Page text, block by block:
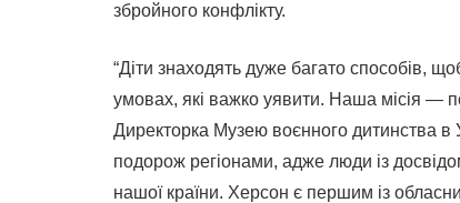
збройного конфлікту.
“Діти знаходять дуже багато способів,
умовах, які важко уявити. Наша місія —
Директорка Музею воєнного дитинства в
подорож регіонами, адже люди із
нашої країни. Херсон є першим із